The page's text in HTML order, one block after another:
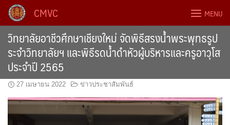
Skip
content
CMVC MENU
วิทยาลัยอาชีวศึกษาเชียงใหม่ จัดพิธีสรงน้ำพระพุทธรูป
ระจำวิทยาลัยฯ และพิธีรดน้ำดำหัวผู้บริหารและครูอาวุโส
ประจำปี 2565
27 เมษายน 2022 ข่าวประชาสัมพันธ์